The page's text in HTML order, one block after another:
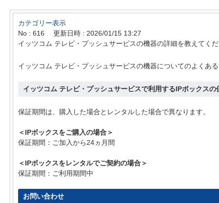
カテゴリー表示
No : 616
更新日時 : 2026/01/15 13:27
イッツコム テレビ・プッシュサービスの機器の詳細を教えてく
イッツコム テレビ・プッシュサービスの機器についてのよくあ
イッツコム テレビ・プッシュサービスで利用するIPボックス
保証期間は、購入した場合とレンタルした場合で異なります。
＜IPボックスをご購入の場合＞
保証期間：ご加入から24ヵ月間
＜IPボックスをレンタルでご契約の場合＞
保証期間：ご利用期間中
お問い合わせ